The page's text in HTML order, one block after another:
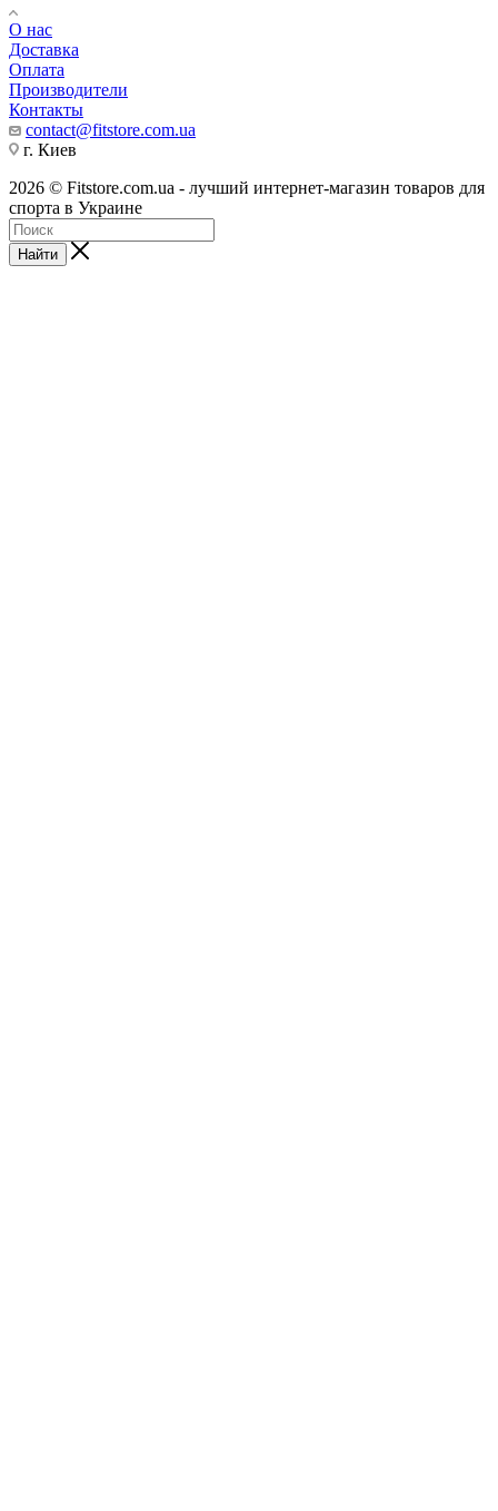
О нас
Доставка
Оплата
Производители
Контакты
contact@fitstore.com.ua
г. Киев
2026 © Fitstore.com.ua - лучший интернет-магазин товаров для
спорта в Украине
Найти